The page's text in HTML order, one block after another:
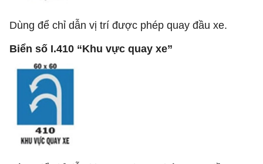
Dùng để chỉ dẫn vị trí được phép quay đầu xe.
Biển số I.410 “Khu vực quay xe”